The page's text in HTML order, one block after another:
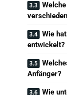
Wie
entwickelt?
Anfänger?
Wie